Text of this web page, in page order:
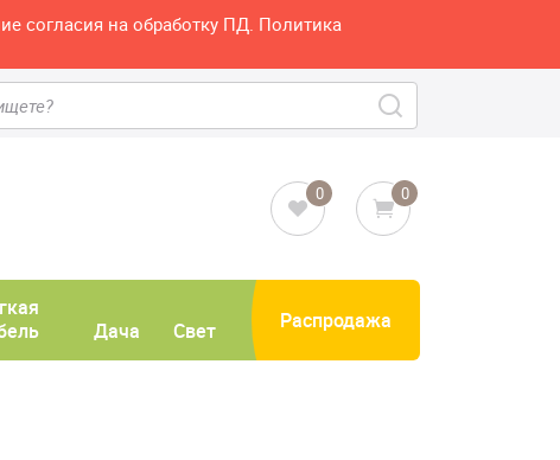
согласия на обработку ПД. Политика
0 0
Дача Свет Распродажа